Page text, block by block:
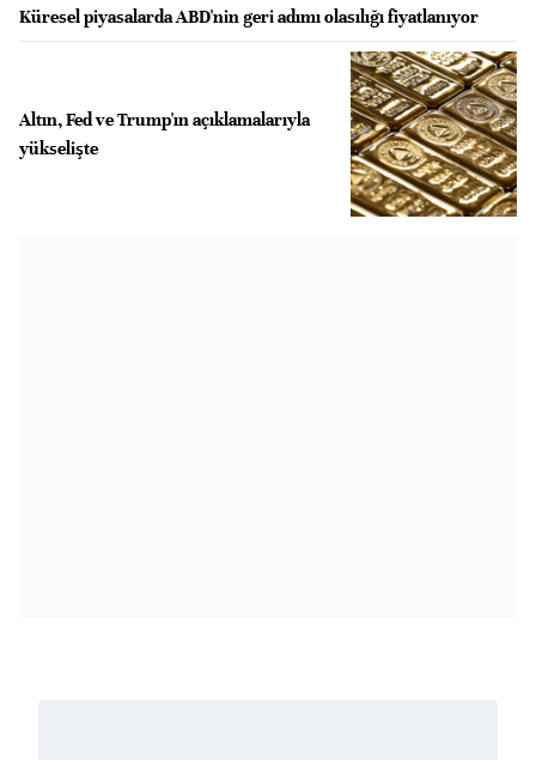
Küresel piyasalarda ABD'nin geri adımı olasılığı fiyatlanıyor
Altın, Fed ve Trump'ın açıklamalarıyla
yükselişte